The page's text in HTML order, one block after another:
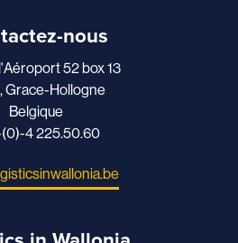
nous
52 box 13
Grace-Hollogne
Belgique
4 225.50.60